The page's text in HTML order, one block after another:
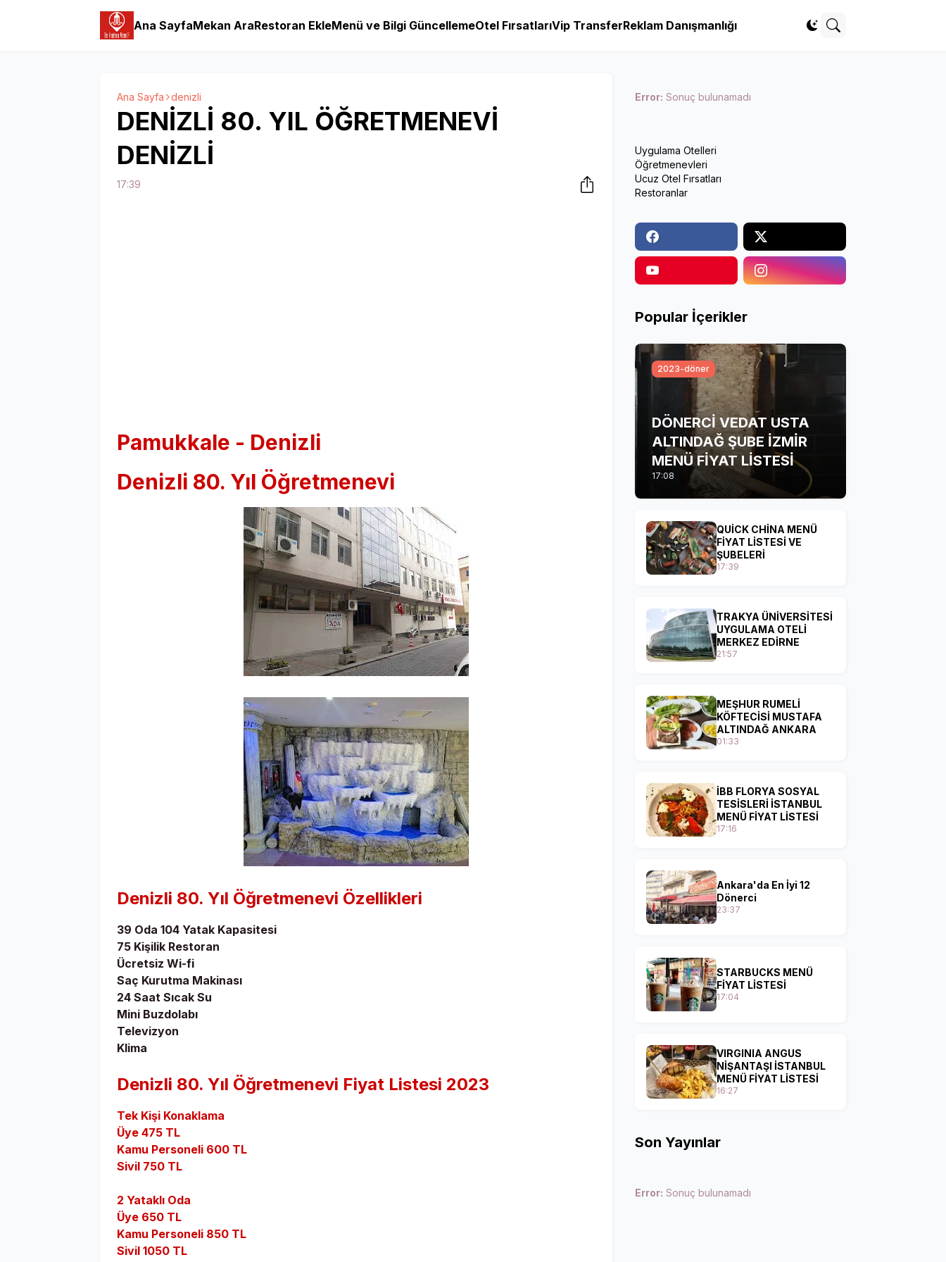
Ana SayfaMekan AraRestoran EkleMenü ve Bilgi GüncellemeOtel FırsatlarıVip TransferReklam Danışmanlığı
Ana Sayfa denizli
DENİZLİ 80. YIL ÖĞRETMENEVİ
DENİZLİ
17:39
Pamukkale - Denizli
Denizli 80. Yıl Öğretmenevi
Denizli 80. Yıl Öğretmenevi Özellikleri
39 Oda 104 Yatak Kapasitesi
75 Kişilik Restoran
Ücretsiz Wi-fi
Saç Kurutma Makinası
24 Saat Sıcak Su
Mini Buzdolabı
Televizyon
Klima
Denizli 80. Yıl Öğretmenevi Fiyat Listesi 2023
Tek Kişi Konaklama
Üye 475 TL
Kamu Personeli 600 TL
Sivil 750 TL
2 Yataklı Oda
Üye 650 TL
Kamu Personeli 850 TL
Sivil 1050 TL
Error: Sonuç bulunamadı
Uygulama Otelleri
Öğretmenevleri
Ucuz Otel Fırsatları
Restoranlar
Popular İçerikler
2023-döner
DÖNERCİ VEDAT USTA
ALTINDAĞ ŞUBE İZMİR
MENÜ FİYAT LİSTESİ
17:08
QUİCK CHİNA MENÜ
FİYAT LİSTESİ VE
ŞUBELERİ
17:39
TRAKYA ÜNİVERSİTESİ
UYGULAMA OTELİ
MERKEZ EDİRNE
21:57
MEŞHUR RUMELİ
KÖFTECİSİ MUSTAFA
ALTINDAĞ ANKARA
01:33
İBB FLORYA SOSYAL
TESİSLERİ İSTANBUL
MENÜ FİYAT LİSTESİ
17:16
Ankara'da En İyi 12
Dönerci
23:37
STARBUCKS MENÜ
FİYAT LİSTESİ
17:04
VIRGINIA ANGUS
NİŞANTAŞI İSTANBUL
MENÜ FİYAT LİSTESİ
16:27
Son Yayınlar
Error: Sonuç bulunamadı